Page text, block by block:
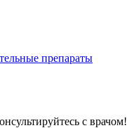
препараты
с врачом!